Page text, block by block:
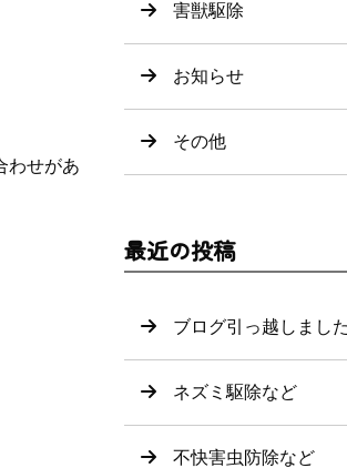
わせがあ
害獣駆除
お知らせ
その他
最近の投稿
ブログ引っ越しまし
ネズミ駆除など
不快害虫防除など